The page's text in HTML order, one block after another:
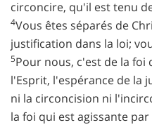
circoncire, qu'il est tenu
4Vous êtes séparés de
justification dans la loi;
5Pour nous, c'est de la
l'Esprit, l'espérance de la
ni la circoncision ni
la foi qui est agissante